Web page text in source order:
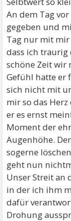
An dem Tag
gegeben und
Tag nur mit
dass ich traurig
schöne Zeit wir
Gefühl hatte er
sich nicht mit
mir so das
er es ernst
Moment der
Augenhöhe.
sogerne
geht nun
Unser Streit an
in der ich ihm
dafür
Drohung